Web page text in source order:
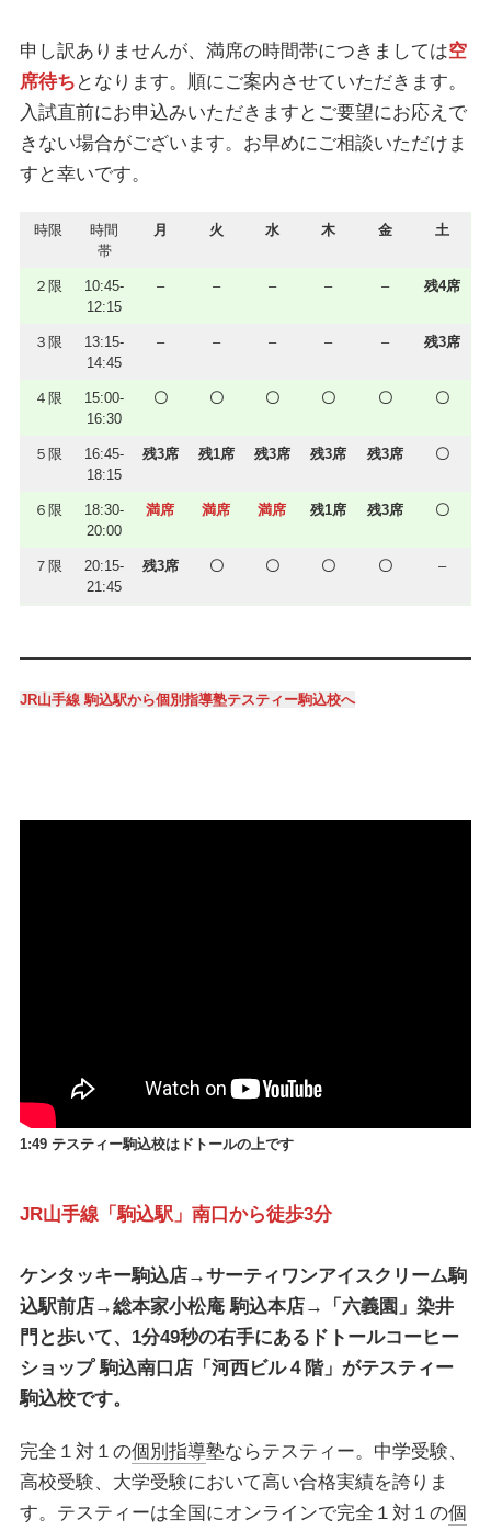
申し訳ありませんが、満席の時間帯につきましては空
席待ち となります。順にご案内させていただきます。
入試直前にお申込みいただきますとご要望にお応えで
きない場合がございます。お早めにご相談いただけま
すと幸いです。
時限
時間
帯
月 火 水 木 金 土
２限
10:45-
12:15
– – – – – 残4席
３限
13:15-
14:45
– – – – – 残3席
４限
15:00-
16:30
〇 〇 〇 〇 〇 〇
５限
16:45-
18:15
残3席 残1席 残3席 残3席 残3席 〇
６限
18:30-
20:00
満席 満席 満席 残1席 残3席 〇
７限
20:15-
21:45
残3席 〇 〇 〇 〇 –
JR山手線 駒込駅から個別指導塾テスティー駒込校へ
1:49 テスティー駒込校はドトールの上です
JR山手線「駒込駅」南口から徒歩3分
ケンタッキー駒込店→サーティワンアイスクリーム駒
込駅前店→総本家小松庵 駒込本店→「六義園」染井
門と歩いて、1分49秒の右手にあるドトールコーヒー
ショップ 駒込南口店「河西ビル４階」がテスティー
駒込校です。
完全１対１の個別指導塾ならテスティー。中学受験、
高校受験、大学受験において高い合格実績を誇りま
す。テスティーは全国にオンラインで完全１対１の個